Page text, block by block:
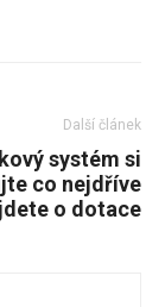
Další článek
systém si
co nejdříve
o dotace